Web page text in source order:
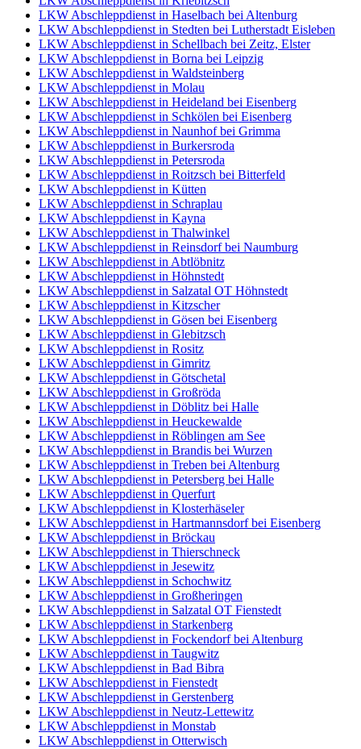
LKW Abschleppdienst in Haselbach bei Altenburg
LKW Abschleppdienst in Stedten bei Lutherstadt Eisleben
LKW Abschleppdienst in Schellbach bei Zeitz, Elster
LKW Abschleppdienst in Borna bei Leipzig
LKW Abschleppdienst in Waldsteinberg
LKW Abschleppdienst in Molau
LKW Abschleppdienst in Heideland bei Eisenberg
LKW Abschleppdienst in Schkölen bei Eisenberg
LKW Abschleppdienst in Naunhof bei Grimma
LKW Abschleppdienst in Burkersroda
LKW Abschleppdienst in Petersroda
LKW Abschleppdienst in Roitzsch bei Bitterfeld
LKW Abschleppdienst in Kütten
LKW Abschleppdienst in Schraplau
LKW Abschleppdienst in Kayna
LKW Abschleppdienst in Thalwinkel
LKW Abschleppdienst in Reinsdorf bei Naumburg
LKW Abschleppdienst in Abtlöbnitz
LKW Abschleppdienst in Höhnstedt
LKW Abschleppdienst in Salzatal OT Höhnstedt
LKW Abschleppdienst in Kitzscher
LKW Abschleppdienst in Gösen bei Eisenberg
LKW Abschleppdienst in Glebitzsch
LKW Abschleppdienst in Rositz
LKW Abschleppdienst in Gimritz
LKW Abschleppdienst in Götschetal
LKW Abschleppdienst in Großröda
LKW Abschleppdienst in Döblitz bei Halle
LKW Abschleppdienst in Heuckewalde
LKW Abschleppdienst in Röblingen am See
LKW Abschleppdienst in Brandis bei Wurzen
LKW Abschleppdienst in Treben bei Altenburg
LKW Abschleppdienst in Petersberg bei Halle
LKW Abschleppdienst in Querfurt
LKW Abschleppdienst in Klosterhäseler
LKW Abschleppdienst in Hartmannsdorf bei Eisenberg
LKW Abschleppdienst in Bröckau
LKW Abschleppdienst in Thierschneck
LKW Abschleppdienst in Jesewitz
LKW Abschleppdienst in Schochwitz
LKW Abschleppdienst in Großheringen
LKW Abschleppdienst in Salzatal OT Fienstedt
LKW Abschleppdienst in Starkenberg
LKW Abschleppdienst in Fockendorf bei Altenburg
LKW Abschleppdienst in Taugwitz
LKW Abschleppdienst in Bad Bibra
LKW Abschleppdienst in Fienstedt
LKW Abschleppdienst in Gerstenberg
LKW Abschleppdienst in Neutz-Lettewitz
LKW Abschleppdienst in Monstab
LKW Abschleppdienst in Otterwisch